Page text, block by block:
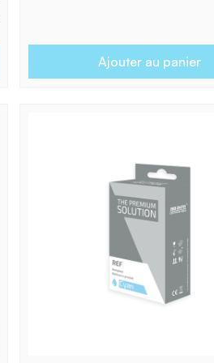
Ajouter au panier